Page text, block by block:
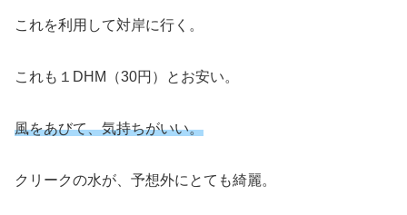
これを利用して対岸に行く。
これも１DHM（30円）とお安い。
風をあびて、気持ちがいい。
クリークの水が、予想外にとても綺麗。